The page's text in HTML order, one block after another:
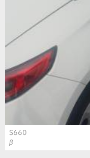
S660
β